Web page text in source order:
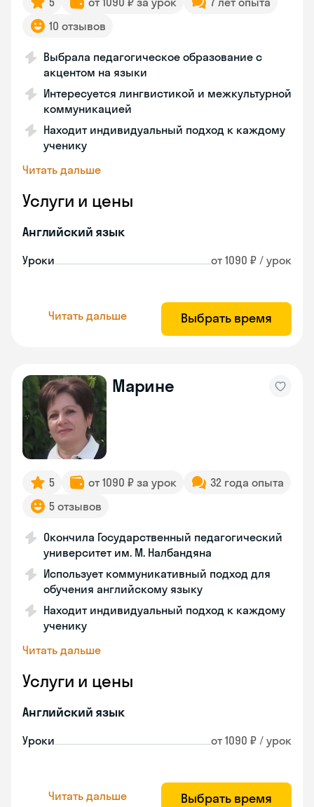
10 отзывов
Выбрала педагогическое образование с
акцентом на языки
Интересуется лингвистикой и межкультурной
коммуникацией
Находит индивидуальный подход к каждому
ученику
Читать дальше
Услуги и цены
Английский язык
Уроки от 1090 ₽ / урок
Читать дальше Выбрать время
Марине
5 от 1090 ₽ за урок
32 года опыта
5 отзывов
Окончила Государственный педагогический
университет им. М. Налбандяна
Использует коммуникативный подход для
обучения английскому языку
Находит индивидуальный подход к каждому
ученику
Читать дальше
Услуги и цены
Английский язык
Уроки от 1090 ₽ / урок
Читать дальше Выбрать время